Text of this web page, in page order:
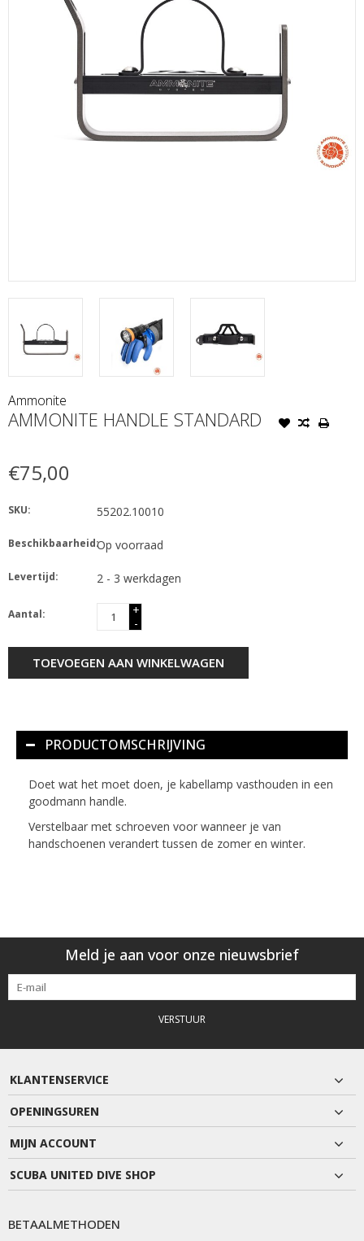
Ammonite
AMMONITE HANDLE STANDARD
€75,00
SKU: 55202.10010
Beschikbaarheid:Op voorraad
Levertijd: 2 - 3 werkdagen
Aantal:
+
-
TOEVOEGEN AAN WINKELWAGEN
PRODUCTOMSCHRIJVING
Doet wat het moet doen, je kabellamp vasthouden in een
goodmann handle.
Verstelbaar met schroeven voor wanneer je van
handschoenen verandert tussen de zomer en winter.
Meld je aan voor onze nieuwsbrief
VERSTUUR
KLANTENSERVICE
OPENINGSUREN
MIJN ACCOUNT
SCUBA UNITED DIVE SHOP
BETAALMETHODEN